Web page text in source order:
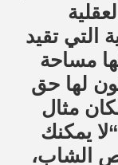
التي تقيد
مساحة
لها حق
مثال
يمكنك
الشاب،